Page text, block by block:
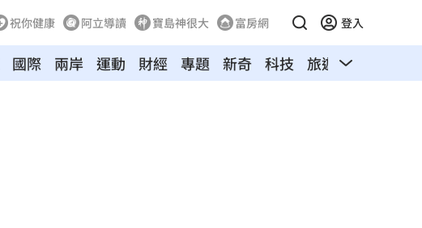
祝你健康 阿立導讀 寶島神很大 富房網 登入
國際 兩岸 運動 財經 專題 新奇 科技 旅遊 汽車